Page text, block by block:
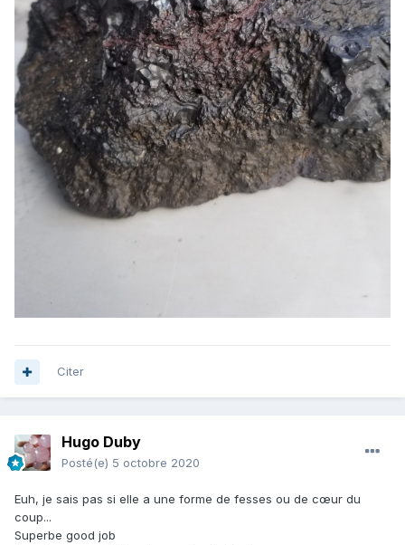
Citer
Hugo Duby
Posté(e) 5 octobre 2020
Euh, je sais pas si elle a une forme de fesses ou de cœur du
coup...
Superbe good job